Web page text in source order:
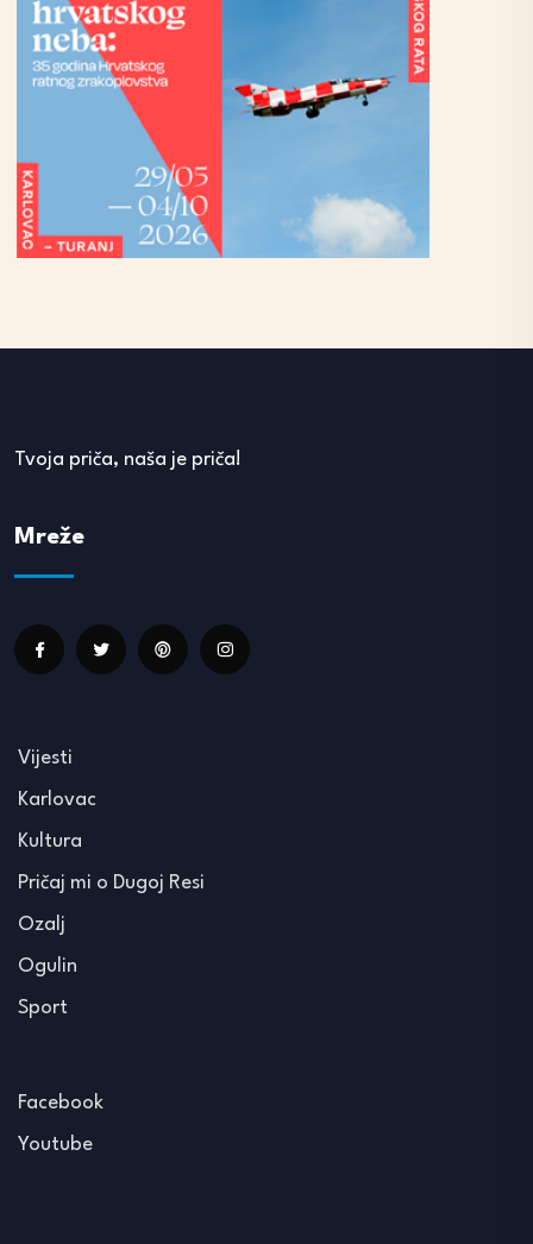
Tvoja priča, naša je priča!
Mreže
Vijesti
Karlovac
Kultura
Pričaj mi o Dugoj Resi
Ozalj
Ogulin
Sport
Facebook
Youtube